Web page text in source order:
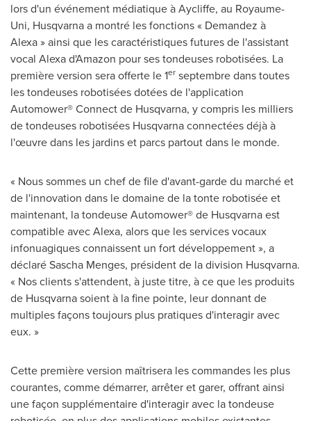
lors d'un événement médiatique à Aycliffe, au Royaume-
Uni, Husqvarna a montré les fonctions « Demandez à
Alexa » ainsi que les caractéristiques futures de l'assistant
vocal Alexa d'Amazon pour ses tondeuses robotisées. La
première version sera offerte le 1er septembre dans toutes
les tondeuses robotisées dotées de l'application
Automower® Connect de Husqvarna, y compris les milliers
de tondeuses robotisées Husqvarna connectées déjà à
l'œuvre dans les jardins et parcs partout dans le monde.
« Nous sommes un chef de file d'avant-garde du marché et
de l'innovation dans le domaine de la tonte robotisée et
maintenant, la tondeuse Automower® de Husqvarna est
compatible avec Alexa, alors que les services vocaux
infonuagiques connaissent un fort développement », a
déclaré Sascha Menges, président de la division Husqvarna.
« Nos clients s'attendent, à juste titre, à ce que les produits
de Husqvarna soient à la fine pointe, leur donnant de
multiples façons toujours plus pratiques d'interagir avec
eux. »
Cette première version maîtrisera les commandes les plus
courantes, comme démarrer, arrêter et garer, offrant ainsi
une façon supplémentaire d'interagir avec la tondeuse